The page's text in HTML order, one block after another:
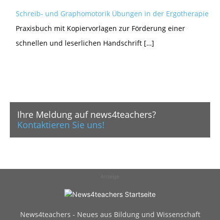
Schreib- und Graphomotorik Übungen in der Ergotherapie
Praxisbuch mit Kopiervorlagen zur Förderung einer
schnellen und leserlichen Handschrift […]
Ihre Meldung auf news4teachers?
Kontaktieren Sie uns!
News4teachers - Neues aus Bildung und Wissenschaft